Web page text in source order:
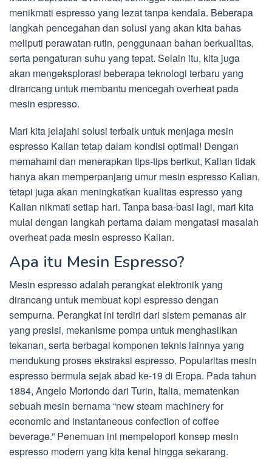
menikmati espresso yang lezat tanpa kendala. Beberapa
langkah pencegahan dan solusi yang akan kita bahas
meliputi perawatan rutin, penggunaan bahan berkualitas,
serta pengaturan suhu yang tepat. Selain itu, kita juga
akan mengeksplorasi beberapa teknologi terbaru yang
dirancang untuk membantu mencegah overheat pada
mesin espresso.
Mari kita jelajahi solusi terbaik untuk menjaga mesin
espresso Kalian tetap dalam kondisi optimal! Dengan
memahami dan menerapkan tips-tips berikut, Kalian tidak
hanya akan memperpanjang umur mesin espresso Kalian,
tetapi juga akan meningkatkan kualitas espresso yang
Kalian nikmati setiap hari. Tanpa basa-basi lagi, mari kita
mulai dengan langkah pertama dalam mengatasi masalah
overheat pada mesin espresso Kalian.
Apa itu Mesin Espresso?
Mesin espresso adalah perangkat elektronik yang
dirancang untuk membuat kopi espresso dengan
sempurna. Perangkat ini terdiri dari sistem pemanas air
yang presisi, mekanisme pompa untuk menghasilkan
tekanan, serta berbagai komponen teknis lainnya yang
mendukung proses ekstraksi espresso. Popularitas mesin
espresso bermula sejak abad ke-19 di Eropa. Pada tahun
1884, Angelo Moriondo dari Turin, Italia, mematenkan
sebuah mesin bernama “new steam machinery for
economic and instantaneous confection of coffee
beverage.” Penemuan ini mempelopori konsep mesin
espresso modern yang kita kenal hingga sekarang.